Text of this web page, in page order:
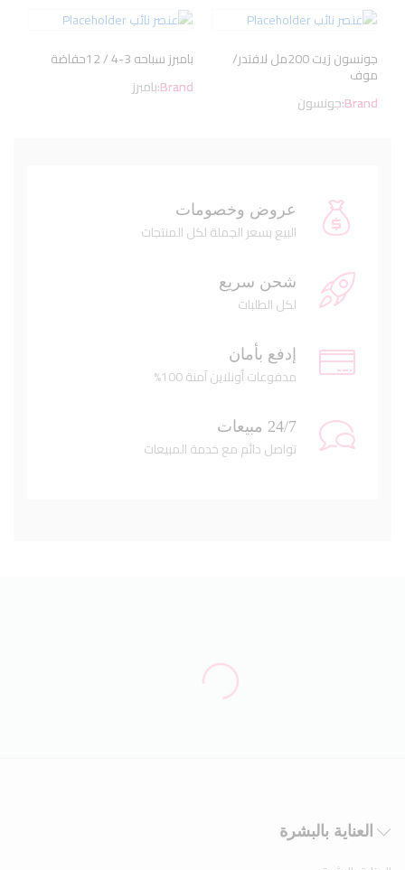
جونسون زيت 200مل لافندر/
موف
Brand:جونسون
بامبرز سباحه 3-4 / 12حفاضة
Brand:بامبرز
عروض وخصومات
البيع بسعر الجملة لكل المنتجات
شحن سريع
لكل الطلبات
إدفع بأمان
مدفوعات أونلاين آمنة 100%
24/7 مبيعات
تواصل دائم مع خدمة المبيعات
العناية بالبشرة